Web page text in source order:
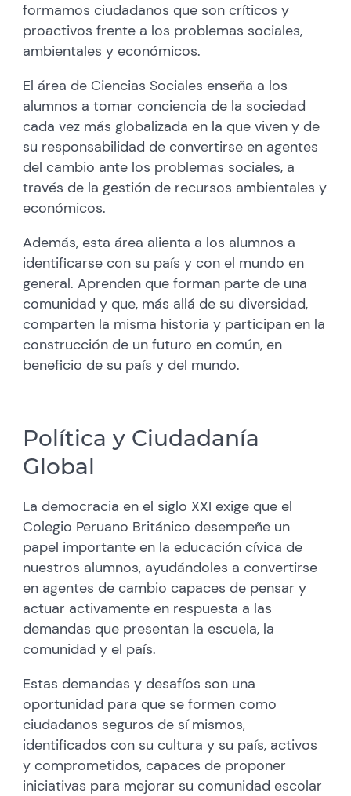
formamos ciudadanos que son críticos y
proactivos frente a los problemas sociales,
ambientales y económicos.
El área de Ciencias Sociales enseña a los
alumnos a tomar conciencia de la sociedad
cada vez más globalizada en la que viven y de
su responsabilidad de convertirse en agentes
del cambio ante los problemas sociales, a
través de la gestión de recursos ambientales y
económicos.
Además, esta área alienta a los alumnos a
identificarse con su país y con el mundo en
general. Aprenden que forman parte de una
comunidad y que, más allá de su diversidad,
comparten la misma historia y participan en la
construcción de un futuro en común, en
beneficio de su país y del mundo.
Política y Ciudadanía
Global
La democracia en el siglo XXI exige que el
Colegio Peruano Británico desempeñe un
papel importante en la educación cívica de
nuestros alumnos, ayudándoles a convertirse
en agentes de cambio capaces de pensar y
actuar activamente en respuesta a las
demandas que presentan la escuela, la
comunidad y el país.
Estas demandas y desafíos son una
oportunidad para que se formen como
ciudadanos seguros de sí mismos,
identificados con su cultura y su país, activos
y comprometidos, capaces de proponer
iniciativas para mejorar su comunidad escolar